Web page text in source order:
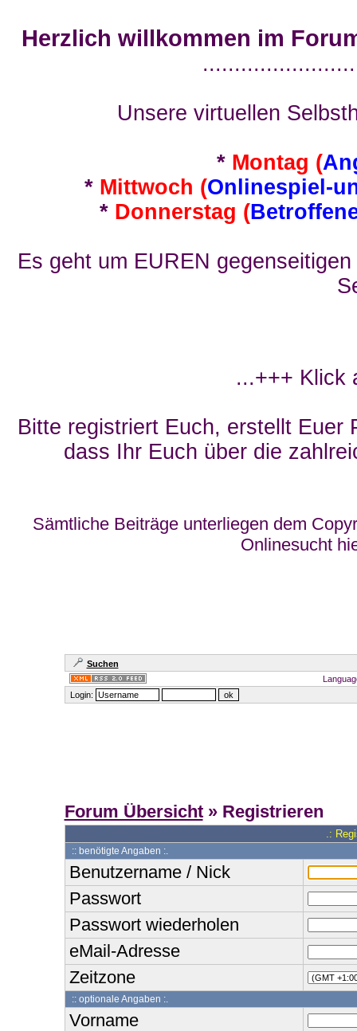
Herzlich willkommen im
Unsere virtuellen
* Montag (
* Mittwoch (Onlinespiel-
* Donnerstag (
Es geht um EUREN
...+++ Klick
Bitte registriert Euch, erstellt Euer
dass Ihr Euch über die
Sämtliche Beiträge unterliegen dem
Onlinesucht
Suchen
Login:
Forum Übersicht» Registrieren
.:
:: benötigte Angaben :.
Benutzername / Nick
Passwort
Passwort wiederholen
eMail-Adresse
Zeitzone
:: optionale Angaben :.
Vorname